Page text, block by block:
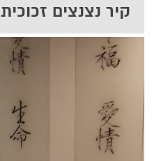
קיר נצנצים זכוכית